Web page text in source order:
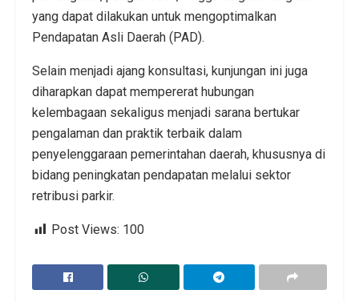
yang dapat dilakukan untuk mengoptimalkan
Pendapatan Asli Daerah (PAD).
Selain menjadi ajang konsultasi, kunjungan ini juga
diharapkan dapat mempererat hubungan
kelembagaan sekaligus menjadi sarana bertukar
pengalaman dan praktik terbaik dalam
penyelenggaraan pemerintahan daerah, khususnya di
bidang peningkatan pendapatan melalui sektor
retribusi parkir.
Post Views: 100